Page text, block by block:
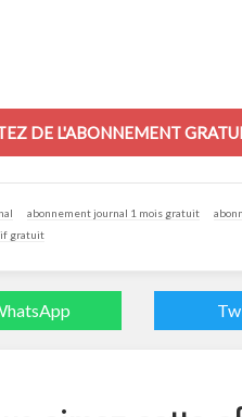
DE L'ABONNEMENT
abonnement journal 1 mois gratuit
gratuit